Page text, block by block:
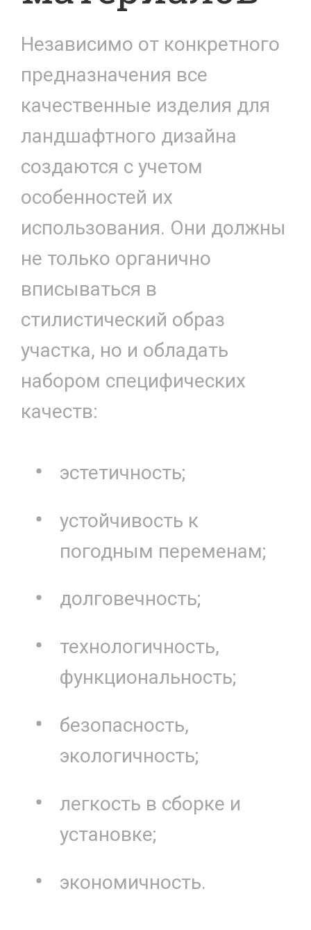
Независимо от конкретного
предназначения все
качественные изделия для
ландшафтного дизайна
создаются с учетом
особенностей их
использования. Они должны
не только органично
вписываться в
стилистический образ
участка, но и обладать
набором специфических
качеств:
эстетичность;
устойчивость к
погодным переменам;
долговечность;
технологичность,
функциональность;
безопасность,
экологичность;
легкость в сборке и
установке;
экономичность.